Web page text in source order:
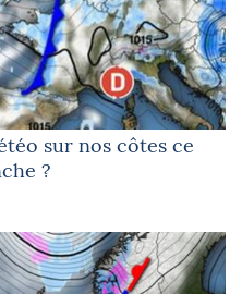
sur nos côtes ce
?